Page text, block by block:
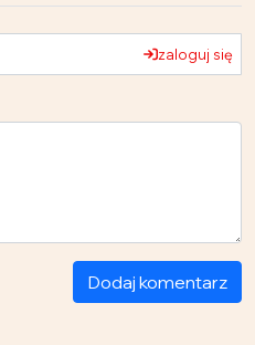
zaloguj się
Dodaj komentarz